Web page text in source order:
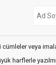
veya
harflerle